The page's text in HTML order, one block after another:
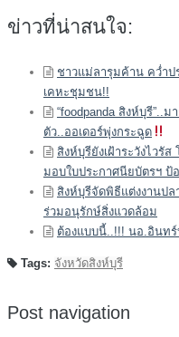
ข่าวที่น่าสนใจ:
ชาวแม่ลารุมค้าน คว่ำป
เคหะชุมชน!!
“foodpanda สิงห์บุรี”..
ตัว..ออเดอร์พุ่งกระฉูด
สิงห์บุรียังเฝ้าระวังไวรั
มอบใบประกาศนียบัตรฯ ป้
สิงห์บุรีจัดพิธีแต่งงานป
ร่วมอนุรักษ์สิ่งแวดล้อม
ต้องแบบนี้..!!! นอ.อินท
Tags: จังหวัดสิงห์บุรี
Post navigation